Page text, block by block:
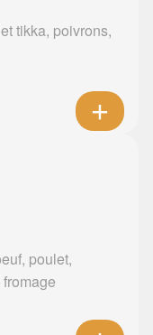
tikka, poivrons,
poulet,